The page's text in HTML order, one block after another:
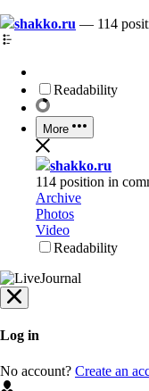
shakko.ru — 114
Readability
More
shakko.ru
114 position in
Archive
Photos
Video
Readability
Log in
No account? Create an